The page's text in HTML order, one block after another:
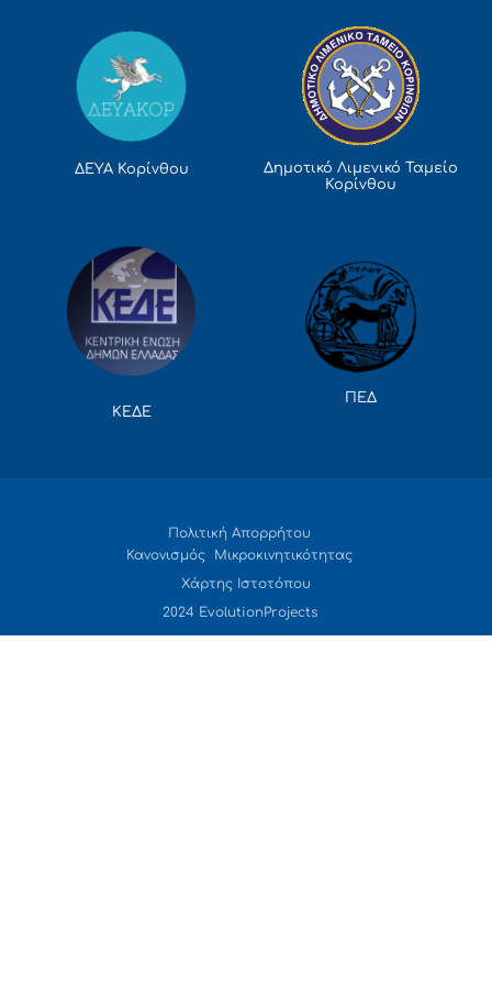
ΔΕΥΑ Κορίνθου
Δημοτικό Λιμενικό Ταμείο
Κορίνθου
ΚΕΔΕ
ΠΕΔ
Πολιτική Απορρήτου
Κανονισμός Μικροκινητικότητας
Χάρτης Ιστοτόπου
2024 EvolutionProjects